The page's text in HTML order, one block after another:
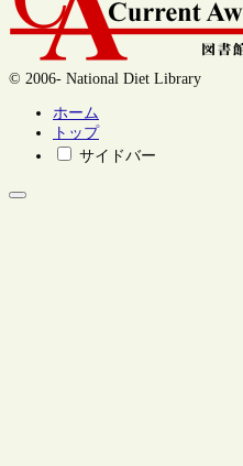
© 2006- National Diet Library
ホーム
トップ
サイドバー